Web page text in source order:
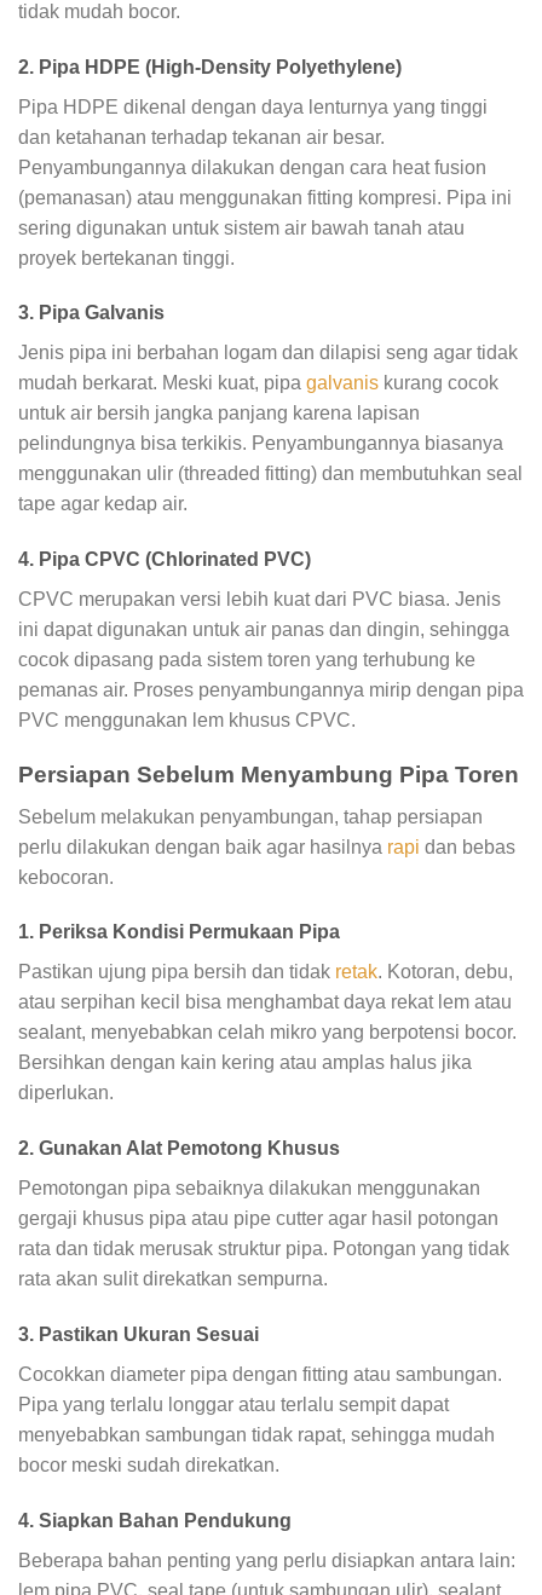
tidak mudah bocor.
2. Pipa HDPE (High-Density Polyethylene)
Pipa HDPE dikenal dengan daya lenturnya yang tinggi
dan ketahanan terhadap tekanan air besar.
Penyambungannya dilakukan dengan cara heat fusion
(pemanasan) atau menggunakan fitting kompresi. Pipa ini
sering digunakan untuk sistem air bawah tanah atau
proyek bertekanan tinggi.
3. Pipa Galvanis
Jenis pipa ini berbahan logam dan dilapisi seng agar tidak
mudah berkarat. Meski kuat, pipa galvanis kurang cocok
untuk air bersih jangka panjang karena lapisan
pelindungnya bisa terkikis. Penyambungannya biasanya
menggunakan ulir (threaded fitting) dan membutuhkan seal
tape agar kedap air.
4. Pipa CPVC (Chlorinated PVC)
CPVC merupakan versi lebih kuat dari PVC biasa. Jenis
ini dapat digunakan untuk air panas dan dingin, sehingga
cocok dipasang pada sistem toren yang terhubung ke
pemanas air. Proses penyambungannya mirip dengan pipa
PVC menggunakan lem khusus CPVC.
Persiapan Sebelum Menyambung Pipa Toren
Sebelum melakukan penyambungan, tahap persiapan
perlu dilakukan dengan baik agar hasilnya rapi dan bebas
kebocoran.
1. Periksa Kondisi Permukaan Pipa
Pastikan ujung pipa bersih dan tidak retak. Kotoran, debu,
atau serpihan kecil bisa menghambat daya rekat lem atau
sealant, menyebabkan celah mikro yang berpotensi bocor.
Bersihkan dengan kain kering atau amplas halus jika
diperlukan.
2. Gunakan Alat Pemotong Khusus
Pemotongan pipa sebaiknya dilakukan menggunakan
gergaji khusus pipa atau pipe cutter agar hasil potongan
rata dan tidak merusak struktur pipa. Potongan yang tidak
rata akan sulit direkatkan sempurna.
3. Pastikan Ukuran Sesuai
Cocokkan diameter pipa dengan fitting atau sambungan.
Pipa yang terlalu longgar atau terlalu sempit dapat
menyebabkan sambungan tidak rapat, sehingga mudah
bocor meski sudah direkatkan.
4. Siapkan Bahan Pendukung
Beberapa bahan penting yang perlu disiapkan antara lain:
lem pipa PVC, seal tape (untuk sambungan ulir), sealant